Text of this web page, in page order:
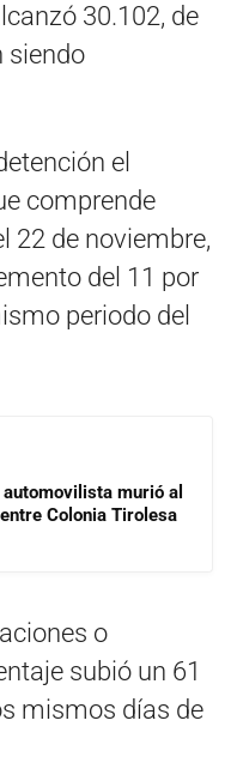
30.102, de
siendo
el
comprende
22 de noviembre,
del 11 por
periodo del
murió al
Colonia Tirolesa
o
subió un 61
mismos días de